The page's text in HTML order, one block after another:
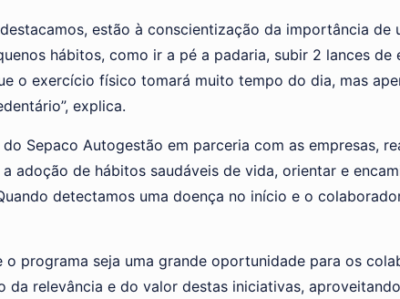
estão à conscientização da importância
hábitos, como ir a pé a padaria, subir 2 lances
o exercício físico tomará muito tempo do dia, mas
explica.
do Sepaco Autogestão em parceria com as empresas,
adoção de hábitos saudáveis de vida, orientar e
detectamos uma doença no início e o
o programa seja uma grande oportunidade para os
da relevância e do valor destas iniciativas,